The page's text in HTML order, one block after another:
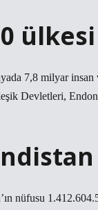
7,8 milyar insan
Devletleri,
nüfusu